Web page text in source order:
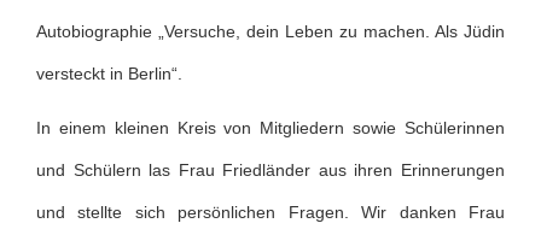
Autobiographie „Versuche, dein Leben zu machen. Als Jüdin
versteckt in Berlin“.
In einem kleinen Kreis von Mitgliedern sowie Schülerinnen
und Schülern las Frau Friedländer aus ihren Erinnerungen
und stellte sich persönlichen Fragen. Wir danken Frau